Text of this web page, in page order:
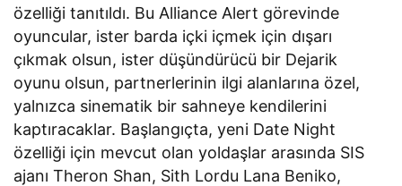
özelliği tanıtıldı. Bu Alliance Alert görevinde
oyuncular, ister barda içki içmek için dışarı
çıkmak olsun, ister düşündürücü bir Dejarik
oyunu olsun, partnerlerinin ilgi alanlarına özel,
yalnızca sinematik bir sahneye kendilerini
kaptıracaklar. Başlangıçta, yeni Date Night
özelliği için mevcut olan yoldaşlar arasında SIS
ajanı Theron Shan, Sith Lordu Lana Beniko,